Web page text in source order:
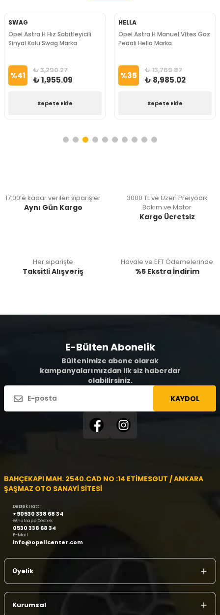
SWAG
Opel Astra H Hız Sabitleyicili
Sinyal Kolu Swag Marka
%41 ₺ 3,290.27
₺ 1,955.09
Sepete Ekle
HELLA
Opel Astra H Manuel Vites Gaz
Pedalı Hella Marka
%35 ₺ 13,769.87
₺ 8,985.02
Sepete Ekle
17:00’e kadar verilen siparişler
Aynı Gün Kargo
3000 TL ve Üzeri Preiyodik
Bakım ve Motor
Kargo Ücretsiz
Her siparişte
Taksitli Alışveriş
Havale ve EFT Ödemelerinde
%5 Ekstra İndirim
E-Bülten Abonelik
Bültenimize abone olarak
kampanyalarımızdan ilk siz haberdar
olabilirsiniz.
KAYDOL
BAHÇEKAPI MAH. 2540.CAD NO :14 ETİMESGUT / ANKARA
ŞAŞMAZ OTO SANAYİ SİTESİ
Destek Hattı
+90530 338 68 34
Whatsapp Destek
0530 338 68 34
E-Mail
info@opellcenter.com
Üyelik
Kurumsal